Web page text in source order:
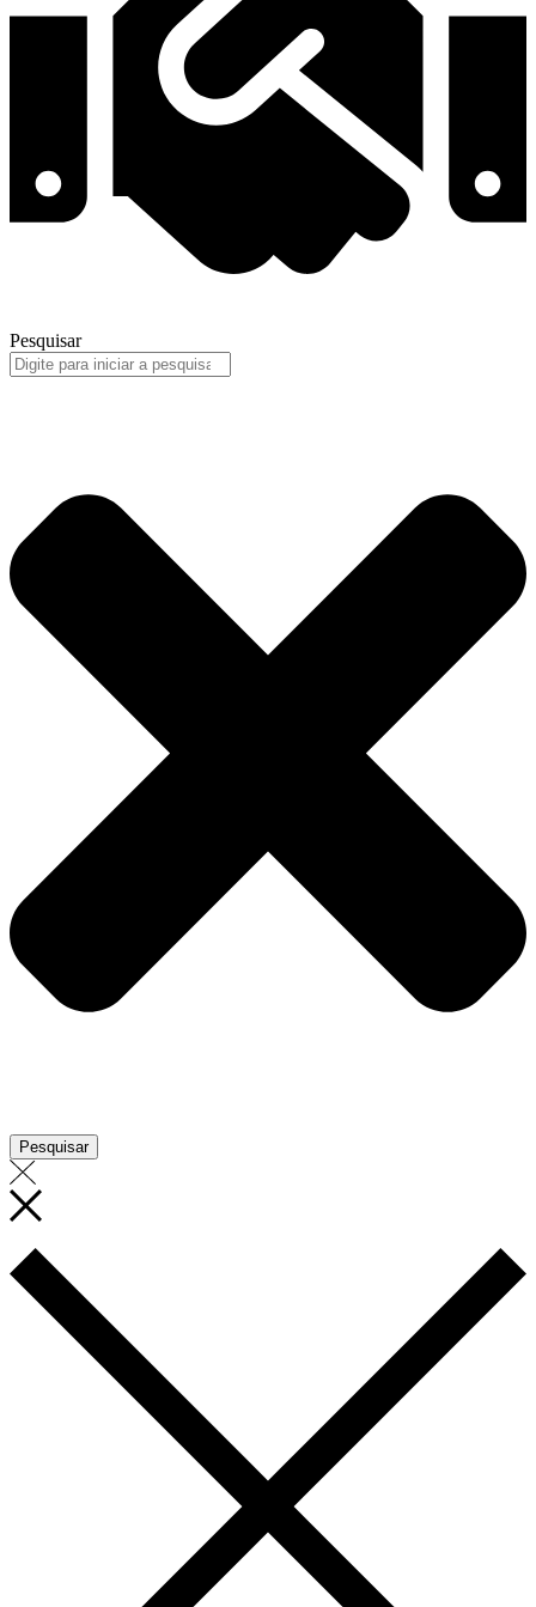
Pesquisar
Pesquisar